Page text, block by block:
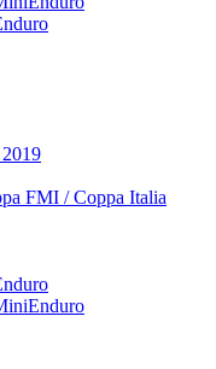
FMI / Coppa Italia